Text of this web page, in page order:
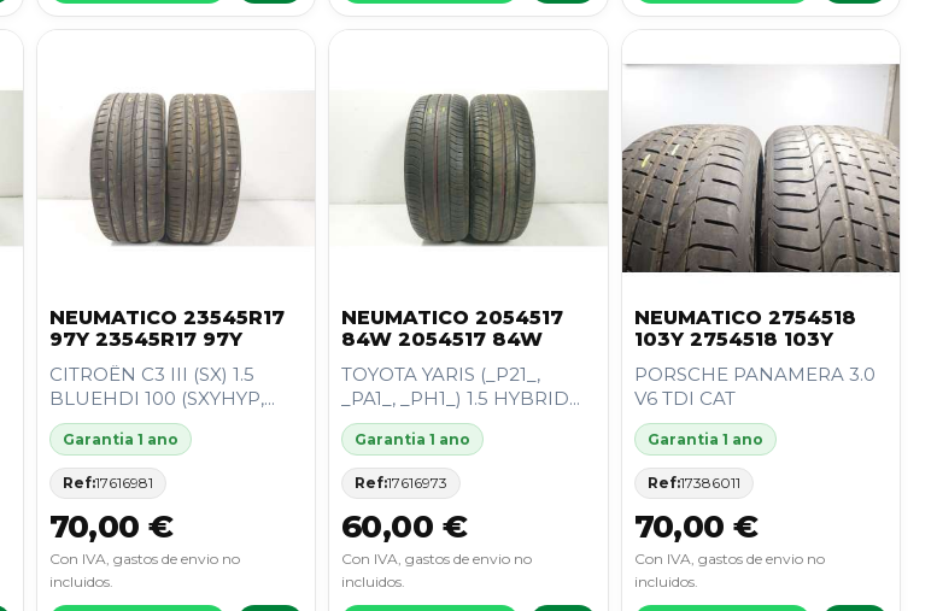
NEUMATICO 23545R17
97Y 23545R17 97Y
CITROËN C3 III (SX) 1.5
BLUEHDI 100 (SXYHYP,...
Garantia 1 ano
Ref:17616981
70,00 €
Con IVA, gastos de envio no
incluidos.
NEUMATICO 2054517
84W 2054517 84W
TOYOTA YARIS (_P21_,
_PA1_, _PH1_) 1.5 HYBRID...
Garantia 1 ano
Ref:17616973
60,00 €
Con IVA, gastos de envio no
incluidos.
NEUMATICO 2754518
103Y 2754518 103Y
PORSCHE PANAMERA 3.0
V6 TDI CAT
Garantia 1 ano
Ref:17386011
70,00 €
Con IVA, gastos de envio no
incluidos.